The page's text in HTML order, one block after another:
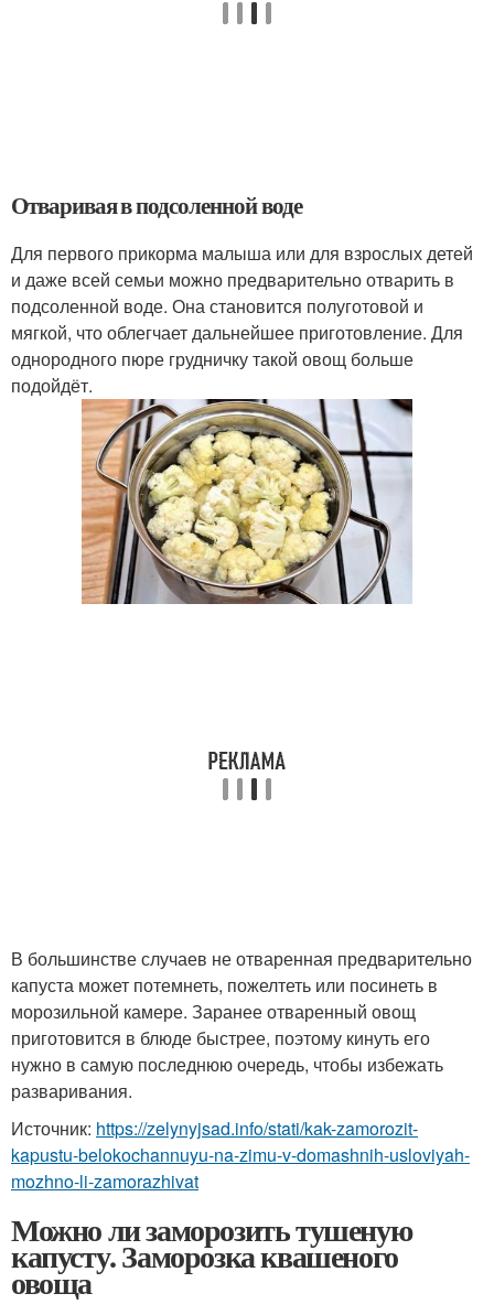
Отваривая в подсоленной воде
Для первого прикорма малыша или для взрослых детей
и даже всей семьи можно предварительно отварить в
подсоленной воде. Она становится полуготовой и
мягкой, что облегчает дальнейшее приготовление. Для
однородного пюре грудничку такой овощ больше
подойдёт.
В большинстве случаев не отваренная предварительно
капуста может потемнеть, пожелтеть или посинеть в
морозильной камере. Заранее отваренный овощ
приготовится в блюде быстрее, поэтому кинуть его
нужно в самую последнюю очередь, чтобы избежать
разваривания.
Источник: https://zelynyjsad.info/stati/kak-zamorozit-
kapustu-belokochannuyu-na-zimu-v-domashnih-usloviyah-
mozhno-li-zamorazhivat
Можно ли заморозить тушеную
капусту. Заморозка квашеного
овоща